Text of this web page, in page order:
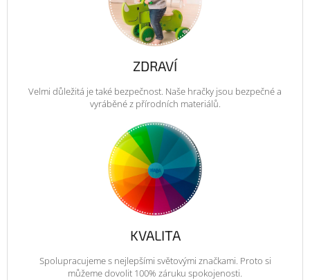
ZDRAVÍ
Velmi důležitá je také bezpečnost. Naše hračky jsou bezpečné a
vyráběné z přírodních materiálů.
KVALITA
Spolupracujeme s nejlepšími světovými značkami. Proto si
můžeme dovolit 100% záruku spokojenosti.